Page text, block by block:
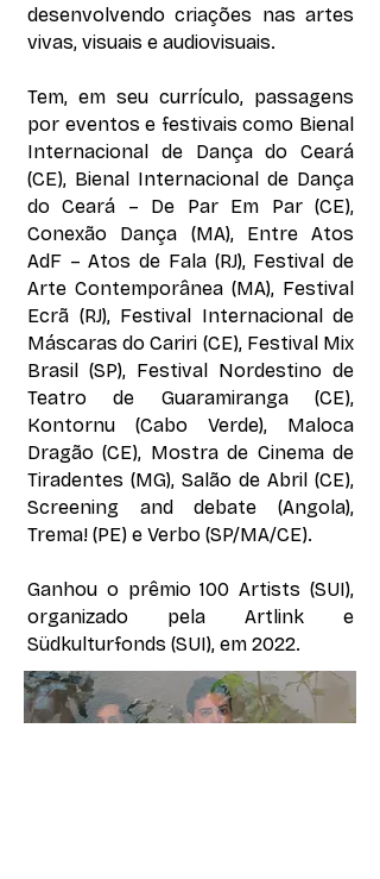
desenvolvendo criações nas artes
vivas, visuais e audiovisuais.
Tem, em seu currículo, passagens
por eventos e festivais como Bienal
Internacional de Dança do Ceará
(CE), Bienal Internacional de Dança
do Ceará – De Par Em Par (CE),
Conexão Dança (MA), Entre Atos
AdF – Atos de Fala (RJ), Festival de
Arte Contemporânea (MA), Festival
Ecrã (RJ), Festival Internacional de
Máscaras do Cariri (CE), Festival Mix
Brasil (SP), Festival Nordestino de
Teatro de Guaramiranga (CE),
Kontornu (Cabo Verde), Maloca
Dragão (CE), Mostra de Cinema de
Tiradentes (MG), Salão de Abril (CE),
Screening and debate (Angola),
Trema! (PE) e Verbo (SP/MA/CE).
Ganhou o prêmio 100 Artists (SUI),
organizado pela Artlink e
Südkulturfonds (SUI), em 2022.